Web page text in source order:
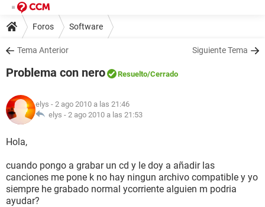
Foros Software
Tema Anterior Siguiente Tema
Problema con nero Resuelto/Cerrado
elys - 2 ago 2010 a las 21:46
elys - 2 ago 2010 a las 21:53
Hola,
cuando pongo a grabar un cd y le doy a añadir las
canciones me pone k no hay ningun archivo compatible y yo
siempre he grabado normal ycorriente alguien m podria
ayudar?